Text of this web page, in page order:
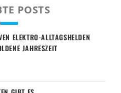
POSTS
ELEKTRO-ALLTAGSHELDEN
JAHRESZEIT